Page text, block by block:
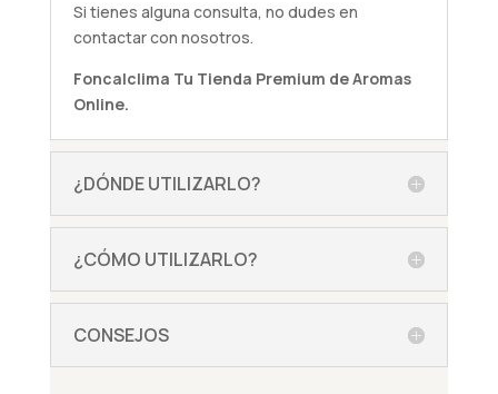
Si tienes alguna consulta, no dudes en
contactar con nosotros.
Foncalclima Tu Tienda Premium de Aromas
Online.
¿DÓNDE UTILIZARLO?
¿CÓMO UTILIZARLO?
CONSEJOS